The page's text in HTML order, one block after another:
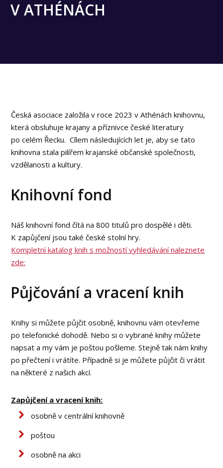
V ATHÉNÁCH
Česká asociace založila v roce 2023 v Athénách knihovnu,
která obsluhuje krajany a příznivce české literatury
po celém Řecku. Cílem následujících let je, aby se tato
knihovna stala pilířem krajanské občanské společnosti,
vzdělanosti a kultury.
Knihovní fond
Náš knihovní fond čítá na 800 titulů pro dospělé i děti.
K zapůjčení jsou také české stolní hry.
Kompletní katalog knih s možností vyhledávání naleznete
zde:
Půjčování a vracení knih
Knihy si můžete půjčit osobně, knihovnu vám otevřeme
po telefonické dohodě. Nebo si o vybrané knihy můžete
napsat a my vám je poštou pošleme. Stejně tak nám knihy
po přečtení i vrátíte. Případně si je můžete půjčit či vrátit
na některé z našich akcí.
Zapůjčení a vracení knih:
osobně v centrální knihovně
poštou
osobně na akci